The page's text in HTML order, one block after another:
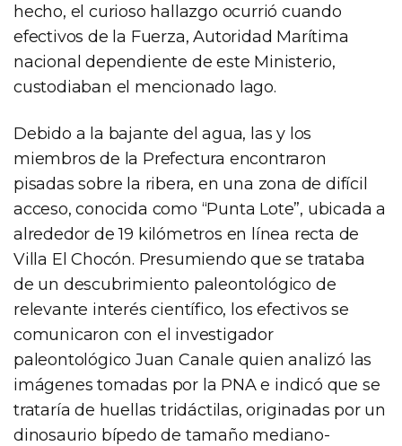
hecho, el curioso hallazgo ocurrió cuando
efectivos de la Fuerza, Autoridad Marítima
nacional dependiente de este Ministerio,
custodiaban el mencionado lago.
Debido a la bajante del agua, las y los
miembros de la Prefectura encontraron
pisadas sobre la ribera, en una zona de difícil
acceso, conocida como “Punta Lote”, ubicada a
alrededor de 19 kilómetros en línea recta de
Villa El Chocón. Presumiendo que se trataba
de un descubrimiento paleontológico de
relevante interés científico, los efectivos se
comunicaron con el investigador
paleontológico Juan Canale quien analizó las
imágenes tomadas por la PNA e indicó que se
trataría de huellas tridáctilas, originadas por un
dinosaurio bípedo de tamaño mediano-